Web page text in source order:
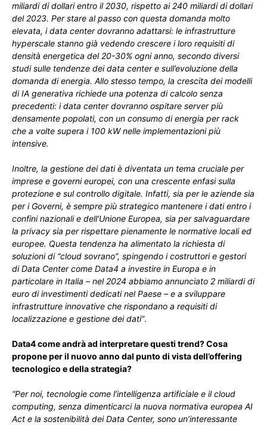
miliardi di dollari entro il 2030, rispetto ai 240 miliardi di dollari
del 2023. Per stare al passo con questa domanda molto
elevata, i data center dovranno adattarsi: le infrastrutture
hyperscale stanno già vedendo crescere i loro requisiti di
densità energetica del 20-30% ogni anno, secondo diversi
studi sulle tendenze dei data center e sull’evoluzione della
domanda di energia. Allo stesso tempo, la crescita dei modelli
di IA generativa richiede una potenza di calcolo senza
precedenti: i data center dovranno ospitare server più
densamente popolati, con un consumo di energia per rack
che a volte supera i 100 kW nelle implementazioni più
intensive.
Inoltre, la gestione dei dati è diventata un tema cruciale per
imprese e governi europei, con una crescente enfasi sulla
protezione e sul controllo digitale. Infatti, sia per le aziende sia
per i Governi, è sempre più strategico mantenere i dati entro i
confini nazionali e dell’Unione Europea, sia per salvaguardare
la privacy sia per rispettare pienamente le normative locali ed
europee. Questa tendenza ha alimentato la richiesta di
soluzioni di “cloud sovrano”, spingendo i costruttori e gestori
di Data Center come Data4 a investire in Europa e in
particolare in Italia – nel 2024 abbiamo annunciato 2 miliardi di
euro di investimenti dedicati nel Paese – e a sviluppare
infrastrutture innovative che rispondano a requisiti di
localizzazione e gestione dei dati”.
Data4 come andrà ad interpretare questi trend? Cosa
propone per il nuovo anno dal punto di vista dell’offering
tecnologico e della strategia?
“Per noi, tecnologie come l’intelligenza artificiale e il cloud
computing, senza dimenticarci la nuova normativa europea AI
Act e la sostenibilità dei Data Center, sono un’interessante